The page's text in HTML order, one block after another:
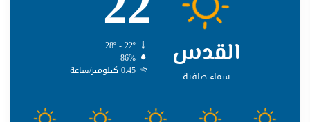
القدس
سماء صافية
28º - 22º
86%
0.45 كيلومتر/ساعة